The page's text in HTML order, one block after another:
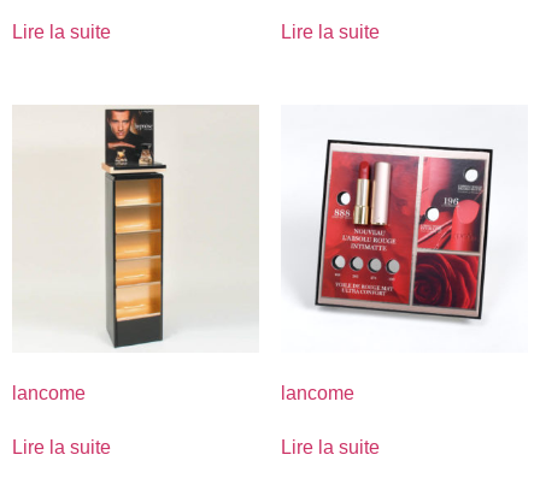
Lire la suite Lire la suite
lancome
Lire la suite
lancome
Lire la suite